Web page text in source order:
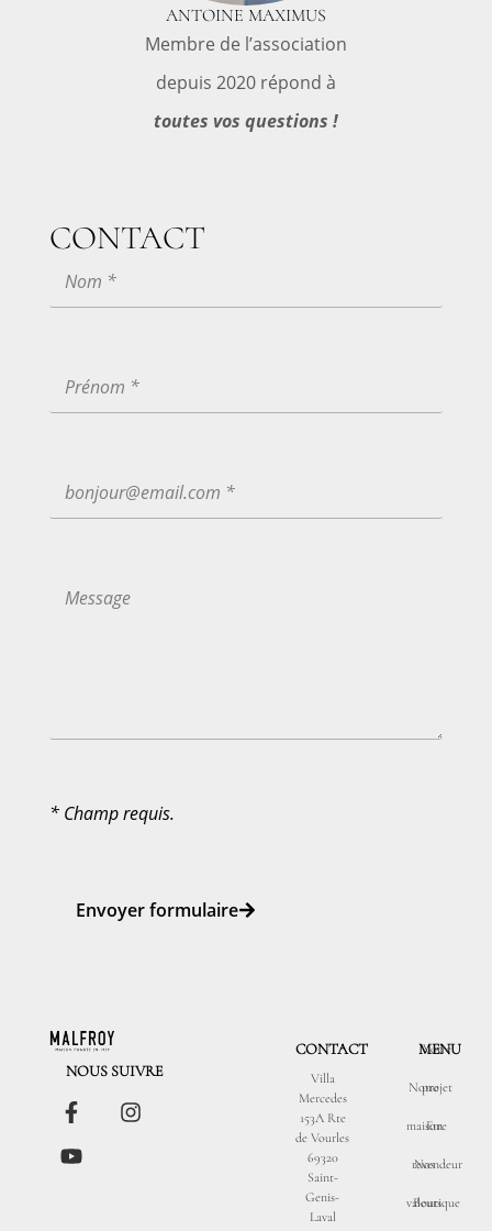
ANTOINE MAXIMUS
Membre de l’association
depuis 2020 répond à
toutes vos questions !
CONTACT
* Champ requis.
Envoyer formulaire
NOUS SUIVRE
CONTACT
Villa
Mercedes
153A Rte
de Vourles
69320
Saint-
Genis-
Laval
MENU
Notre
maison
Nos
valeurs
Votre
projet
Etre
revendeur
Boutique